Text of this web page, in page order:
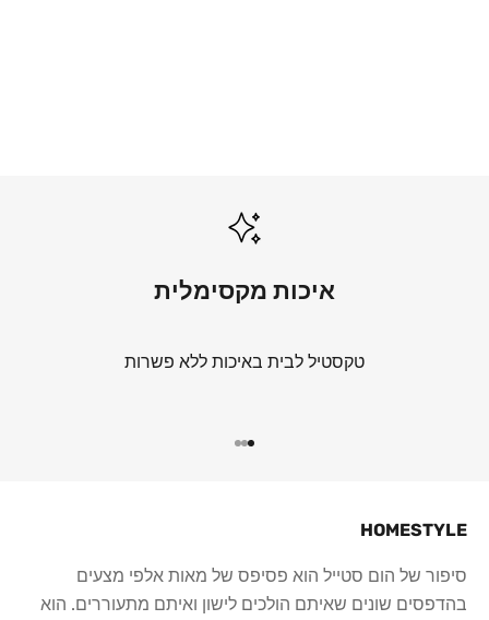
איכות מקסימלית
טקסטיל לבית באיכות ללא פשרות
עבור לפריט 1
עבור לפריט 2
עבור לפריט 3
HOMESTYLE
סיפור של הום סטייל הוא פסיפס של מאות אלפי מצעים
בהדפסים שונים שאיתם הולכים לישון ואיתם מתעוררים. הוא